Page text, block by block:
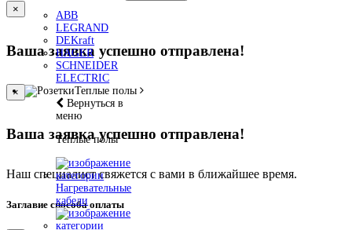
ABB
LEGRAND
DEKraft
HAGER
SCHNEIDER
ELECTRIC
Теплые полы
Вернуться в
меню
Теплые полы
Нагревательные
кабели
×
Ваша заявка успешно отправлена!
×
Ваша заявка успешно отправлена!
Наш специалист свяжется с вами в ближайшее время.
Заглавие способа оплаты